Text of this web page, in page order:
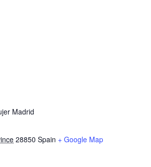
Madrid
28850 Spain + Google Map